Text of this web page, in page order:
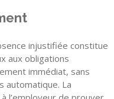
injustifiée constitue
aux obligations
immédiat, sans
automatique. La